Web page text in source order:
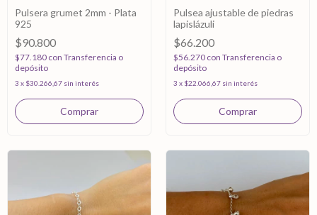
Pulsera grumet 2mm - Plata
925
$90.800
$77.180 con Transferencia o
depósito
3 x $30.266,67 sin interés
Pulsea ajustable de piedras
lapislázuli
$66.200
$56.270 con Transferencia o
depósito
3 x $22.066,67 sin interés